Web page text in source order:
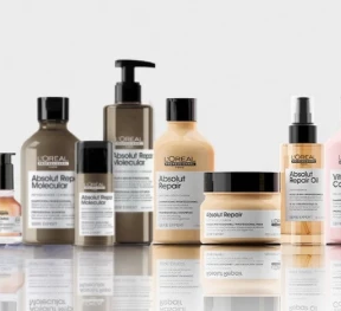
Productos que te